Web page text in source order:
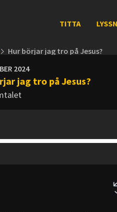
TITTA
Hur börjar jag tro på Jesus?
2024
jag tro på Jesus?